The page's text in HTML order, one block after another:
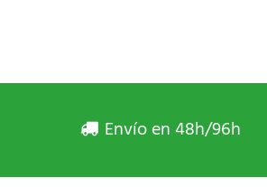
Envío en 48h/96h